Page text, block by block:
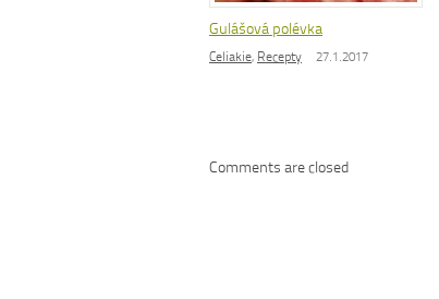
Gulášová polévka
Celiakie, Recepty 27.1.2017
Comments are closed